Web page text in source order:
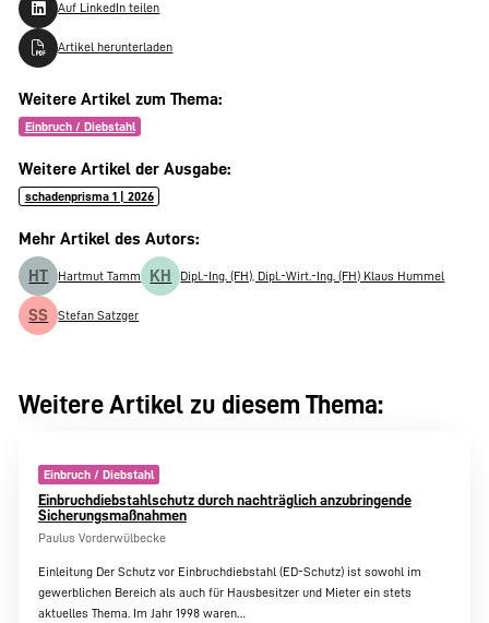
Auf LinkedIn teilen
Artikel herunterladen
Weitere Artikel zum Thema:
Einbruch / Diebstahl
Weitere Artikel der Ausgabe:
schadenprisma 1 | 2026
Mehr Artikel des Autors:
HT Hartmut Tamm KH Dipl.-Ing. (FH), Dipl.-Wirt.-Ing. (FH) Klaus Hummel
SS Stefan Satzger
Weitere Artikel zu diesem Thema:
Einbruch / Diebstahl
Einbruchdiebstahlschutz durch nachträglich anzubringende
Sicherungsmaßnahmen
Paulus Vorderwülbecke
Einleitung Der Schutz vor Einbruchdiebstahl (ED-Schutz) ist sowohl im
gewerblichen Bereich als auch für Hausbesitzer und Mieter ein stets
aktuelles Thema. Im Jahr 1998 waren…